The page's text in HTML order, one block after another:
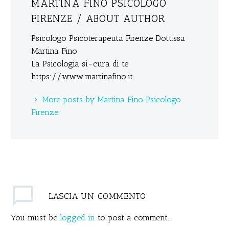
MARTINA FINO PSICOLOGO
FIRENZE / ABOUT AUTHOR
Psicologo Psicoterapeuta Firenze Dott.ssa
Martina Fino
La Psicologia si-cura di te
https://www.martinafino.it
More posts by Martina Fino Psicologo
Firenze
LASCIAUN COMMENTO
You must be logged in to post a comment.